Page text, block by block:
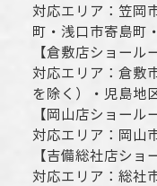
対応エリア： 笠岡
町・ 浅口市寄島町
【倉敷店ショール
対応エリア： 倉敷
を除く）・児島地
【岡山店ショール
対応エリア： 岡山
【吉備総社店ショ
対応エリア： 総社